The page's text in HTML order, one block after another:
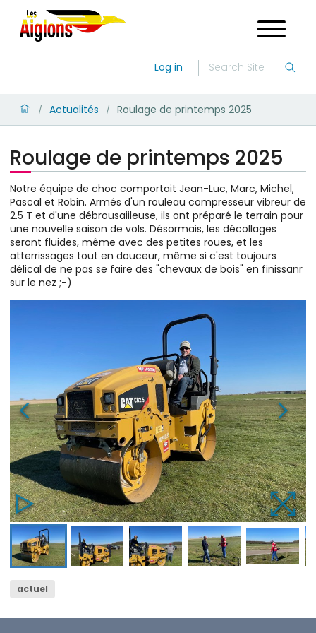
Log in
/ Actualités / Roulage de printemps 2025
Roulage de printemps 2025
Notre équipe de choc comportait Jean-Luc, Marc, Michel,
Pascal et Robin. Armés d'un rouleau compresseur vibreur de
2.5 T et d'une débrousaiileuse, ils ont préparé le terrain pour
une nouvelle saison de vols. Désormais, les décollages
seront fluides, même avec des petites roues, et les
atterrissages tout en douceur, même si c'est toujours
délical de ne pas se faire des "chevaux de bois" en finissanr
sur le nez ;-)
actuel